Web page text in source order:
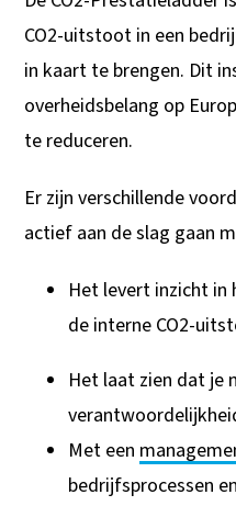
CO2-uitstoot in een
in kaart te brengen. Dit
overheidsbelang op
te reduceren.
Er zijn verschillende
actief aan de slag gaan
Het levert inzicht
de interne CO2-
Het laat zien dat je
Met een
bedrijfsprocessen